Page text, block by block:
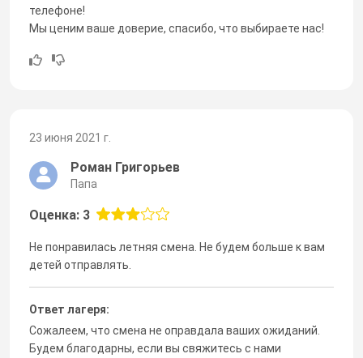
телефоне!
Мы ценим ваше доверие, спасибо, что выбираете нас!
23 июня 2021 г.
Роман Григорьев
Папа
Оценка: 3
Не понравилась летняя смена. Не будем больше к вам
детей отправлять.
Ответ лагеря:
Сожалеем, что смена не оправдала ваших ожиданий.
Будем благодарны, если вы свяжитесь с нами